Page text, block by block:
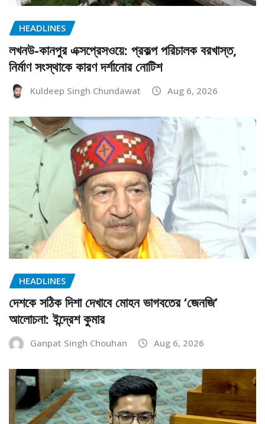
HEADLINES
লখনউ-কানপুর এক্সপ্রেসওয়ে: প্রকল্প পরিচালক বরখাস্ত,
নির্মাণ সংস্থাকে কারণ দর্শানোর নোটিশ
Kuldeep Singh Chundawat Aug 6, 2026
HEADLINES
দেশকে সঠিক দিশা দেখাবে মোহন ভাগবতের ‘জেনজি’
আলোচনা: ইন্দ্রেশ কুমার
Ganpat Singh Chouhan Aug 6, 2026